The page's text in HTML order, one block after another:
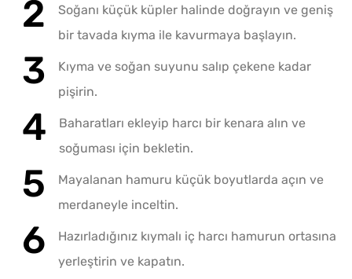
Soğanı küçük küpler halinde doğrayın ve geniş
bir tavada kıyma ile kavurmaya başlayın.
Kıyma ve soğan suyunu salıp çekene kadar
pişirin.
Baharatları ekleyip harcı bir kenara alın ve
soğuması için bekletin.
Mayalanan hamuru küçük boyutlarda açın ve
merdaneyle inceltin.
Hazırladığınız kıymalı iç harcı hamurun ortasına
yerleştirin ve kapatın.